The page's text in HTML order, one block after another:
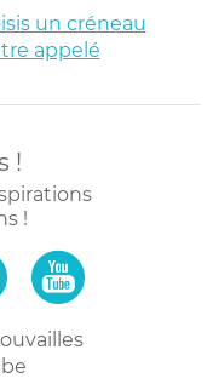
un créneau
appelé
!
!